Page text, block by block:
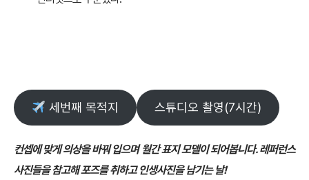
세번째 목적지 스튜디오 촬영(7시간)
컨셉에 맞게 의상을 바꿔 입으며 월간 표지 모델이 되어봅니다. 레퍼런스
사진들을 참고해 포즈를 취하고 인생사진을 남기는 날!